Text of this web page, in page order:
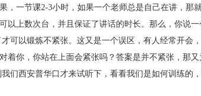
，一节课2-3小时，如果一个老师总是自己在讲，
以上数次台，并且保证了讲话的时长。那么，你说
可以锻炼不紧张。这又是一个误区，有人经常开
着你，你站在上面会紧张吗？答案是并不紧张，那
们西安普华口才来试听下，看看我们是如何训练的